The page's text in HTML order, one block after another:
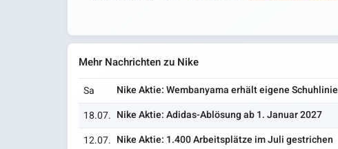
Mehr Nachrichten zu Nike
Sa Nike Aktie: Wembanyama erhält eigene Schuhlinie
18.07. Nike Aktie: Adidas-Ablösung ab 1. Januar 2027
12.07. Nike Aktie: 1.400 Arbeitsplätze im Juli gestrichen